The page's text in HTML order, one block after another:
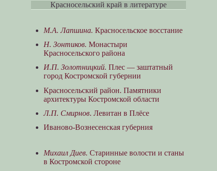
Красносельский край в литературе
М.А. Лапшина. Красносельское восстание
Н. Зонтиков. Монастыри
Красносельского района
И.П. Золотницкий. Плес — заштатный
город Костромской губернии
Красносельский район. Памятники
архитектуры Костромской области
Л.П. Смирнов. Левитан в Плёсе
Иваново-Вознесенская губерния
Михаил Диев. Старинные волости и станы
в Костромской стороне